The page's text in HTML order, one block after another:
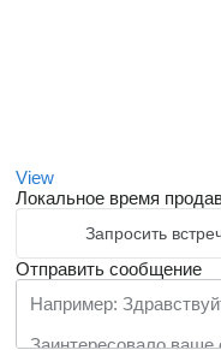
View
Локальное время
Запросить
Отправить сообщение